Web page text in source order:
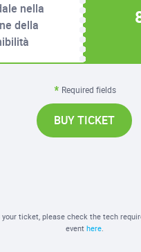
nella
della
Required fields
BUY TICKET
your ticket, please check the tech
event here.